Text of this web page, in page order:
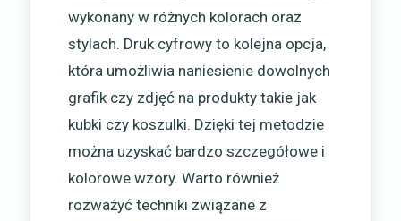
wykonany w różnych kolorach oraz
stylach. Druk cyfrowy to kolejna opcja,
która umożliwia naniesienie dowolnych
grafik czy zdjęć na produkty takie jak
kubki czy koszulki. Dzięki tej metodzie
można uzyskać bardzo szczegółowe i
kolorowe wzory. Warto również
rozważyć techniki związane z